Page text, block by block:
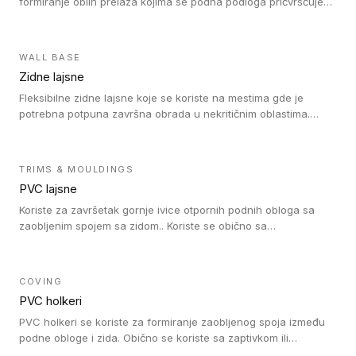
WALL BASE
Zidne lajsne
Fleksibilne zidne lajsne koje se koriste na mestima gde je
potrebna potpuna završna obrada u nekritičnim oblastima.
TRIMS & MOULDINGS
PVC lajsne
Koriste za završetak gornje ivice otpornih podnih obloga sa
zaobljenim spojem sa zidom.. Koriste se obično sa
rešenje).
COVING
PVC holkeri
PVC holkeri se koriste za formiranje zaobljenog spoja između
podne obloge i zida. Obično se koriste sa zaptivkom ili